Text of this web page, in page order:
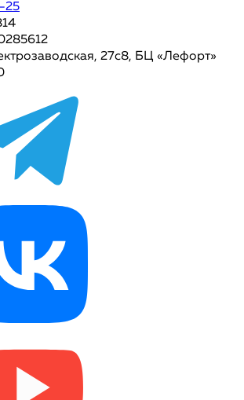
25
27с8, БЦ «Лефорт»